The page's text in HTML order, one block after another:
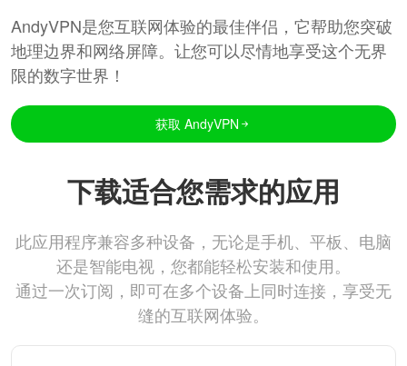
AndyVPN是您互联网体验的最佳伴侣，它帮助您突破
地理边界和网络屏障。让您可以尽情地享受这个无界
限的数字世界！
获取 AndyVPN
下载适合您需求的应用
此应用程序兼容多种设备，无论是手机、平板、电脑
还是智能电视，您都能轻松安装和使用。
通过一次订阅，即可在多个设备上同时连接，享受无
缝的互联网体验。